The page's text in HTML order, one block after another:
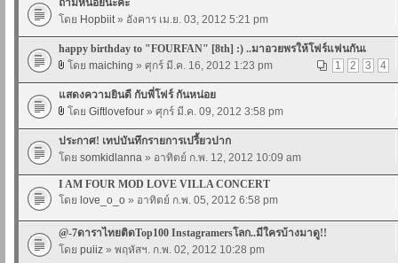
ถามหน่อยนะคะ
โดย Hopbiit» อังคาร เม.ย. 03, 2012 5:21 pm
happy birthday to "FOURFAN" [8th] :) ..มาอวยพรให้โฟร์แฟนกันเ
1
2 3 4
โดย maiching » ศุกร์ มี.ค. 16, 2012 1:23 pm
แสดงความยินดี กับพี่โฟร์ กันหน่อย
โดย Giftlovefour » ศุกร์ มี.ค. 09, 2012 3:58 pm
ประกาศ! เทปบันทึกรายการเปรี้ยวปาก
โดย somkidlanna » อาทิตย์ ก.พ. 12, 2012 10:09 am
I AM FOUR MOD LOVE VILLA CONCERT
โดย love_o_o » อาทิตย์ ก.พ. 05, 2012 6:58 pm
@-7ดาราไทยติดTop100 Instagramersโลก..มีใครบ้างมาดู!!
โดย puiiz » พฤหัสฯ. ก.พ. 02, 2012 10:28 pm